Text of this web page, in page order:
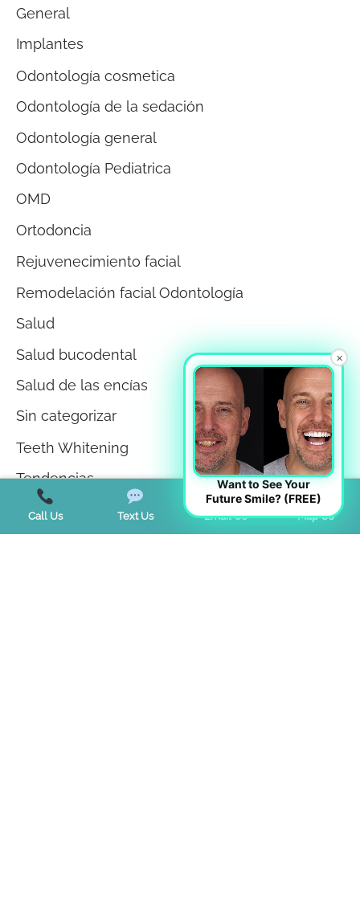
General
Implantes
Odontología cosmetica
Odontología de la sedación
Odontología general
Odontología Pediatrica
OMD
Ortodoncia
Rejuvenecimiento facial
Remodelación facial Odontología
Salud
Salud bucodental
Salud de las encías
Sin categorizar
Teeth Whitening
Tendencias
Terapia miofuncional
Call Us Text Us Email Us Map Us
×
Want to See Your
Future Smile? (FREE)